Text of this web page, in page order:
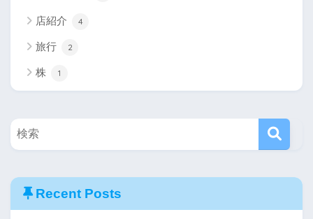
店紹介 4
旅行 2
株 1
Recent Posts